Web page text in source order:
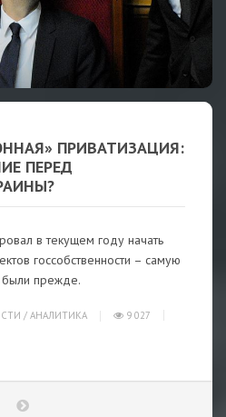
ПРИВАТИЗАЦИЯ:
ПЕРЕД
в текущем году начать
госсобственности – самую
были прежде.
/ АНАЛИТИКА
9 027